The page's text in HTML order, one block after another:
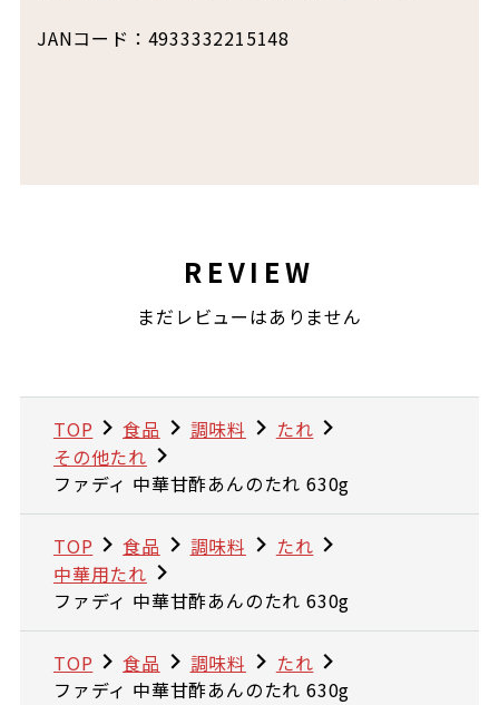
JANコード：4933332215148
REVIEW
まだレビューはありません
TOP 食品 調味料
たれ
その他たれ
ファディ 中華甘酢あんのたれ 630g
TOP 食品 調味料
たれ
中華用たれ
ファディ 中華甘酢あんのたれ 630g
TOP 食品 調味料
たれ
ファディ 中華甘酢あんのたれ 630g